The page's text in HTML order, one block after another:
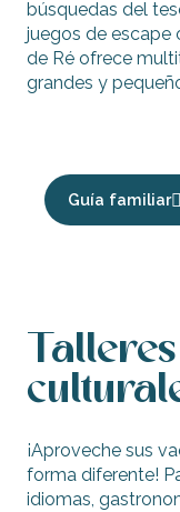
búsquedas del
juegos de escape
de Ré ofrece
grandes y
Guía familiar
¡Aproveche sus
forma diferente!
idiomas,